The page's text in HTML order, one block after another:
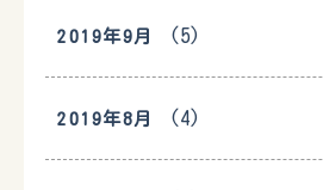
2019年9月 (5)
2019年8月 (4)